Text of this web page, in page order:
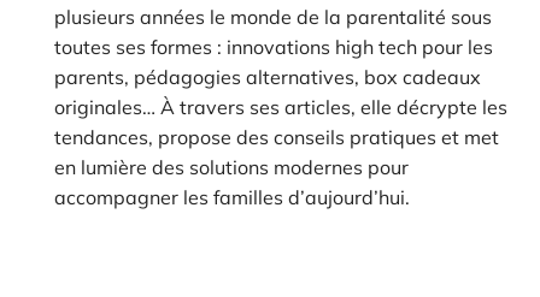
plusieurs années le monde de la parentalité sous
toutes ses formes : innovations high tech pour les
parents, pédagogies alternatives, box cadeaux
originales… À travers ses articles, elle décrypte les
tendances, propose des conseils pratiques et met
en lumière des solutions modernes pour
accompagner les familles d’aujourd’hui.